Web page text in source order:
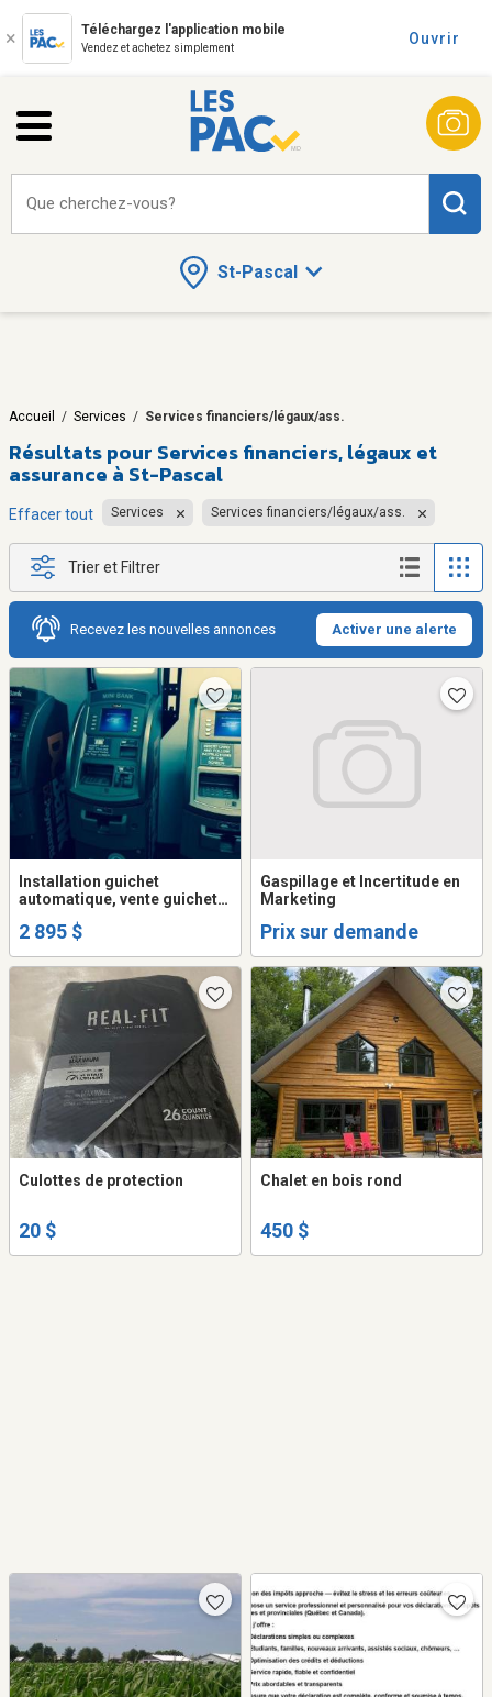
Téléchargez l'application mobile
Vendez et achetez simplement
Ouvrir
St-Pascal
Que cherchez-vous?
Accueil / Services / Services financiers/légaux/ass.
Résultats pour Services financiers, légaux et
assurance à St-Pascal
Effacer tout Services Services financiers/légaux/ass.
Trier et Filtrer
Recevez les nouvelles annonces Activer une alerte
Installation guichet
automatique, vente guichet
guichet automatique,
2 895 $
Gaspillage et Incertitude en
Marketing
Prix sur demande
Culottes de protection
20 $
Chalet en bois rond
450 $